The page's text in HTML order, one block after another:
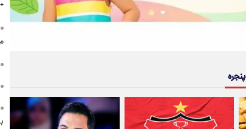
پنجره